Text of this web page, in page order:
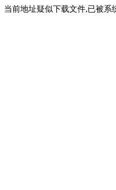
当前地址疑似下载文件,已被